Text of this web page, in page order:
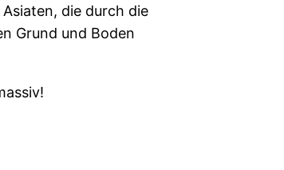
die durch die
Grund und Boden